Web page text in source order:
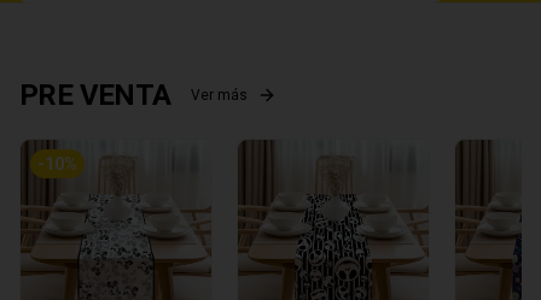
PRE VENTA Ver más
-10%